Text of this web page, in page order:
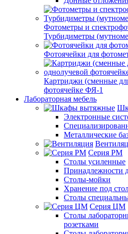
Фотометры и
Турбидиметры
Фотоячейки для
Картриджи (сменные
фотоячейке ФЯ-1
Лабораторная мебель
Электронные
Металлические
Серия РМ
Столы усиленные
Принадлежности
Столы-мойки
Хранение под
Столы
Серия ЦМ
Столы
розетками